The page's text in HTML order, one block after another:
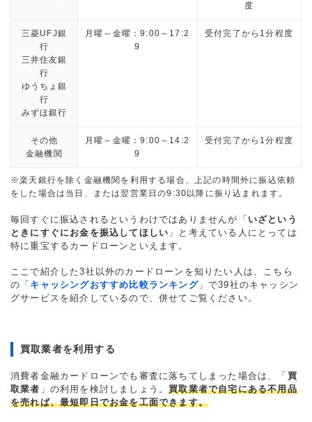
度
三菱UFJ銀
行
三井住友銀
行
ゆうちょ銀
行
みずほ銀行
月曜～金曜：9:00～17:2
9
受付完了から1分程度
その他
金融機関
月曜～金曜：9:00～14:2
9
受付完了から1分程度
※楽天銀行を除く金融機関を利用する場合、上記の時間外に振込依頼
をした場合は当日、または翌営業日の9:30以降に振り込まれます。
毎回すぐに振込されるというわけではありませんが「 いざという
ときにすぐにお金を振込してほしい 」と考えている人にとっては
特に重宝するカードローンといえます。
ここで紹介した3社以外のカードローンを知りたい人は、こちら
の「 キャッシングおすすめ比較ランキング」で39社のキャッシン
グサービスを紹介しているので、併せてご覧ください。
買取業者を利用する
消費者金融カードローンでも審査に落ちてしまった場合は、「 買
取業者 」の利用を検討しましょう。買取業者で自宅にある不用品
を売れば、最短即日でお金を工面できます。